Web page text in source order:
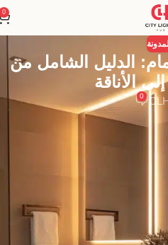
0
المدونة
الدليل الشامل من
الأناقة
0
مساحتك من مجرد غرفة وظيفية إلى
إضاءة آمنة، عملية، وأنيقة
الدليل الشامل لتحويل
والراحة
في عالم التصميم الداخلي المعاصر لعام 2025، شهد الحمام تحولاً جذرياً.